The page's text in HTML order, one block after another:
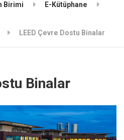
Birimi E-Kütüphane
LEED Çevre Dostu Binalar
Binalar